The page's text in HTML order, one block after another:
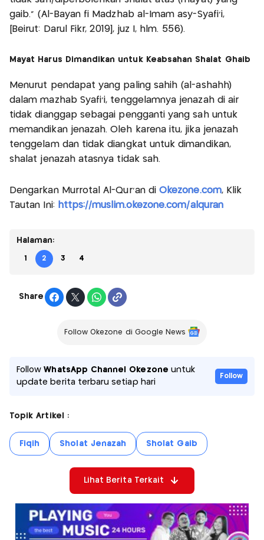
gaib.” (Al-Bayan fi Madzhab al-Imam asy-Syafi'i,
[Beirut: Darul Fikr, 2019], juz I, hlm. 556).
Mayat Harus Dimandikan untuk Keabsahan Shalat Ghaib
Menurut pendapat yang paling sahih (al-ashahh)
dalam mazhab Syafi'i, tenggelamnya jenazah di air
tidak dianggap sebagai pengganti yang sah untuk
memandikan jenazah. Oleh karena itu, jika jenazah
tenggelam dan tidak diangkat untuk dimandikan,
shalat jenazah atasnya tidak sah.
Dengarkan Murrotal Al-Qur'an diOkezone.com, Klik
Tautan Ini: https://muslim.okezone.com/alquran
Halaman:
1 2 3 4
Share
Follow Okezone di Google News
FollowWhatsApp Channel Okezone untuk
update berita terbaru setiap hari
Follow
Topik Artikel :
Fiqih Sholat Jenazah Sholat Gaib
Lihat Berita Terkait